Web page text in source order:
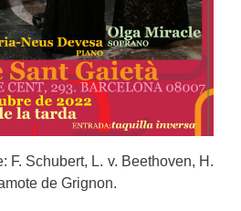
F. Schubert, L. v. Beethoven, H.
de Grignon.